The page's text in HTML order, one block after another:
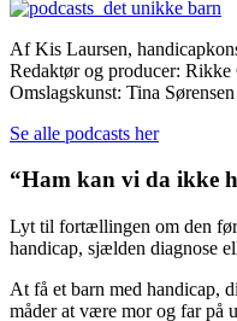
Af Kis Laursen,
Redaktør og producer: Rikke
Omslagskunst: Tina Sørensen
Se alle podcasts her
“Ham kan vi da ikke
Lyt til fortællingen om den
handicap, sjælden diagnose
At få et barn med handicap,
måder at være mor og far på